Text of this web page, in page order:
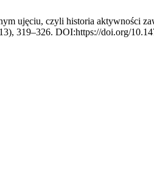
ujęciu, czyli historia aktywności
319–326. DOI:https://doi.org/